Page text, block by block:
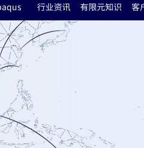
行业资讯 有限元知识 客